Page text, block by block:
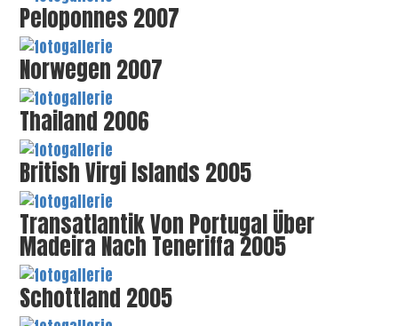
Peloponnes 2007
Norwegen 2007
Thailand 2006
British Virgi Islands 2005
Transatlantik Von Portugal Über
Madeira Nach Teneriffa 2005
Schottland 2005